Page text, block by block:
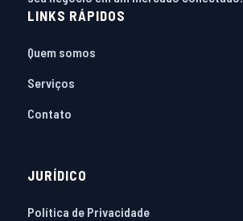
LINKS RÁPIDOS
Quem somos
Serviços
Contato
JURÍDICO
Política de Privacidade